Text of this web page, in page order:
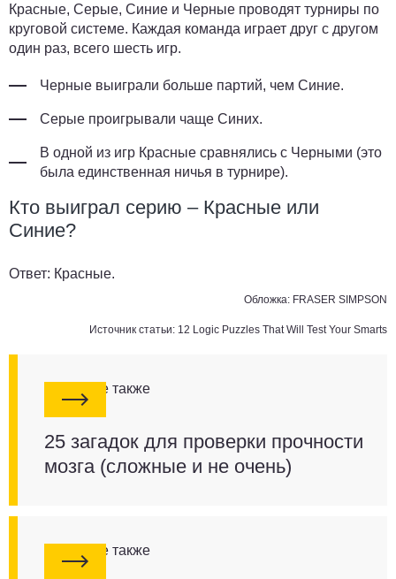
Красные, Серые, Синие и Черные проводят турниры по
круговой системе. Каждая команда играет друг с другом
один раз, всего шесть игр.
Черные выиграли больше партий, чем Синие.
Серые проигрывали чаще Синих.
В одной из игр Красные сравнялись с Черными (это
была единственная ничья в турнире).
Кто выиграл серию – Красные или
Синие?
Ответ: Красные.
Обложка: FRASER SIMPSON
Источник статьи: 12 Logic Puzzles That Will Test Your Smarts
Смотрите также
25 загадок для проверки прочности
мозга (сложные и не очень)
Смотрите также